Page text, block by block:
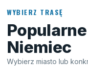
WYBIERZ TRASĘ
Popularne
Niemiec
Wybierz miasto lub